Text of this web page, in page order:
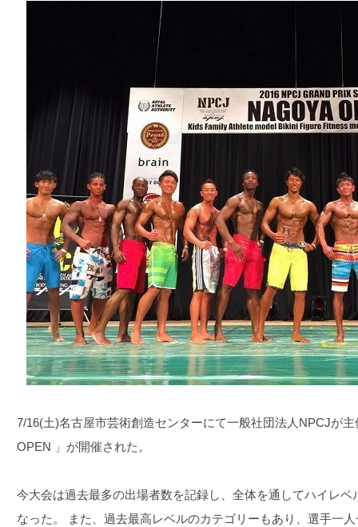
7/16(土)名古屋市芸術創造センターにて一般社団法人NPCJが
OPEN 」が開催された。
今大会は過去最多の出場者数を記録し、全体を通してハイレ
なった。 また、過去最高レベルのカテゴリーもあり、選手一